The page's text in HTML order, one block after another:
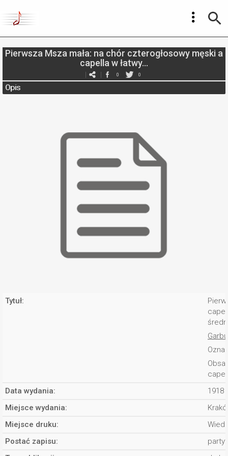
Pierwsza Msza mała: na chór czterogłosowy męski a
capella w łatwy...
0 0
Opis
Tytuł:
Data wydania:
1918
Miejsce wydania:
Miejsce druku:
Postać zapisu: